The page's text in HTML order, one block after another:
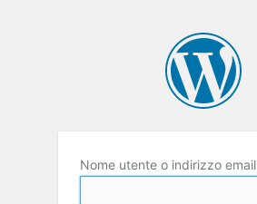
Nome utente o indirizzo email